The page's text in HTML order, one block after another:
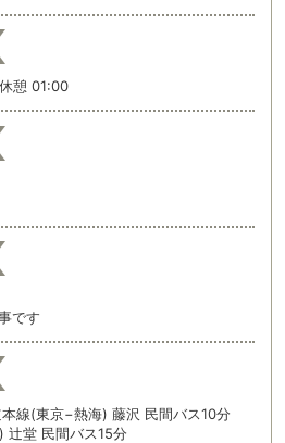
憩 01:00
です
線(東京−熱海) 藤沢 民間バス10分
辻堂 民間バス15分